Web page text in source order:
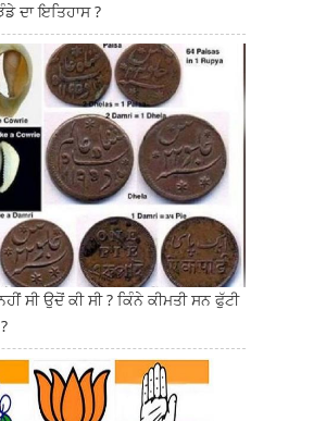
ਦਾ ਇਤਿਹਾਸ ?
ਸੀ ਉਦੋਂ ਕੀ ਸੀ ? ਕਿੰਨੇ ਕੀਮਤੀ ਸਨ ਫੁੱਟੀ